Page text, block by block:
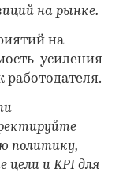
на рынке.
на
усиления
политику,
цели и KPI для